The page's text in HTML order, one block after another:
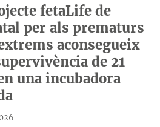
fetaLife de
per als prematurs
aconsegueix
de 21
una incubadora